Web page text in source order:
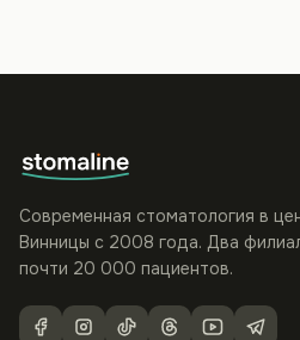
Современная стоматология в
Винницы с 2008 года. Два
почти 20 000 пациентов.